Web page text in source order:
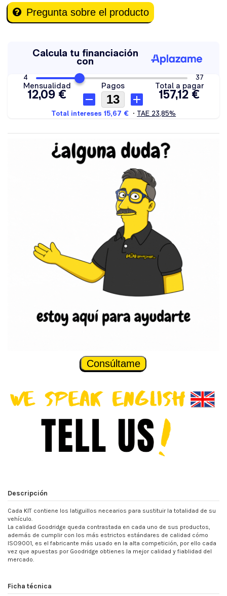
Pregunta sobre el producto
Consúltame
Descripción
Cada KIT contiene los latiguillos necearios para sustituir la totalidad de su
vehículo.
La calidad Goodridge queda contrastada en cada uno de sus productos,
además de cumplir con los más estrictos estándares de calidad cómo
ISO9001, es el fabricante más usado en la alta competición, por ello cada
vez que apuestas por Goodridge obtienes la mejor calidad y fiablidad del
mercado.
Ficha técnica